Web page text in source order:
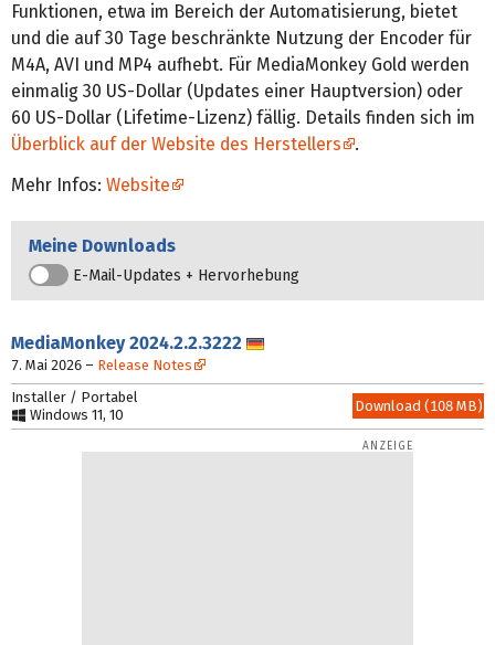
Funktionen, etwa im Bereich der Automatisierung, bietet
und die auf 30 Tage beschränkte Nutzung der Encoder für
M4A, AVI und MP4 aufhebt. Für MediaMonkey Gold werden
einmalig 30 US-Dollar (Updates einer Hauptversion) oder
60 US-Dollar (Lifetime-Lizenz) fällig. Details finden sich im
Überblick auf der Website des Herstellers
.
Mehr Infos: Website
Meine Downloads
E-Mail-Updates + Hervorhebung
MediaMonkey2024.2.2.3222
7. Mai 2026 – Release Notes
Installer / Portabel
Windows 11, 10
Download (108 MB)